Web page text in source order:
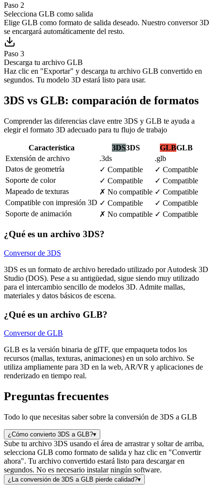
Paso 2
Selecciona GLB como salida
Elige GLB como formato de salida deseado. Nuestro conversor 3D
se encargará automáticamente del resto.
Paso 3
Descarga tu archivo GLB
Haz clic en "Exportar" y descarga tu archivo GLB convertido en
segundos. Tu modelo 3D estará listo para usar.
3DS vs GLB: comparación de formatos
Comprender las diferencias clave entre 3DS y GLB te ayuda a
elegir el formato 3D adecuado para tu flujo de trabajo
Característica 3DS3DS GLBGLB
Extensión de archivo
.3ds
.glb
Datos de geometría
✓ Compatible ✓ Compatible
Soporte de color
✓ Compatible ✓ Compatible
Mapeado de texturas
✗ No compatible ✓ Compatible
Compatible con impresión 3D ✓ Compatible ✓ Compatible
Soporte de animación
✗ No compatible ✓ Compatible
¿Qué es un archivo 3DS?
Conversor de 3DS
3DS es un formato de archivo heredado utilizado por Autodesk 3D
Studio (DOS). Pese a su antigüedad, sigue siendo muy utilizado
para el intercambio sencillo de modelos 3D. Admite mallas,
materiales y datos básicos de escena.
¿Qué es un archivo GLB?
Conversor de GLB
GLB es la versión binaria de glTF, que empaqueta todos los
recursos (mallas, texturas, animaciones) en un solo archivo. Se
utiliza ampliamente para 3D en la web, AR/VR y aplicaciones de
renderizado en tiempo real.
Preguntas frecuentes
Todo lo que necesitas saber sobre la conversión de 3DS a GLB
¿Cómo convierto 3DS a GLB?▾
Sube tu archivo 3DS usando el área de arrastrar y soltar de arriba,
selecciona GLB como formato de salida y haz clic en "Convertir
ahora". Tu archivo convertido estará listo para descargar en
segundos. No es necesario instalar ningún software.
¿La conversión de 3DS a GLB pierde calidad?▾